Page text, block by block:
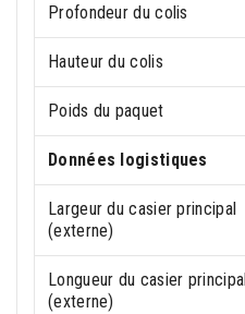
Profondeur du colis
Hauteur du colis
Poids du paquet
Données logistiques
Largeur du casier principal
(externe)
Longueur du casier principal
(externe)